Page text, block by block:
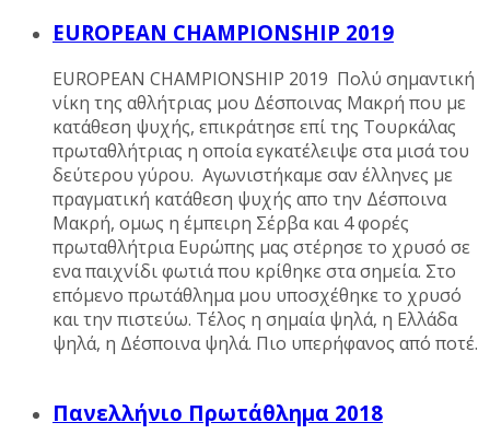
EUROPEAN CHAMPIONSHIP 2019
EUROPEAN CHAMPIONSHIP 2019 Πολύ σημαντική
νίκη της αθλήτριας μου Δέσποινας Μακρή που με
κατάθεση ψυχής, επικράτησε επί της Τουρκάλας
πρωταθλήτριας η οποία εγκατέλειψε στα μισά του
δεύτερου γύρου. Αγωνιστήκαμε σαν έλληνες με
πραγματική κατάθεση ψυχής απο την Δέσποινα
Μακρή, ομως η έμπειρη Σέρβα και 4 φορές
πρωταθλήτρια Ευρώπης μας στέρησε το χρυσό σε
ενα παιχνίδι φωτιά που κρίθηκε στα σημεία. Στο
επόμενο πρωτάθλημα μου υποσχέθηκε το χρυσό
και την πιστεύω. Τέλος η σημαία ψηλά, η Ελλάδα
ψηλά, η Δέσποινα ψηλά. Πιο υπερήφανος από ποτέ.
Πανελλήνιο Πρωτάθλημα 2018